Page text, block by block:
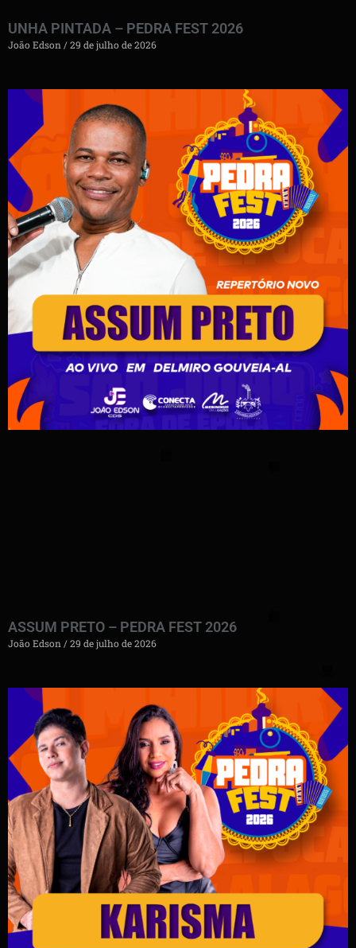
UNHA PINTADA – PEDRA FEST 2026
João Edson 29 de julho de 2026
ASSUM PRETO – PEDRA FEST 2026
João Edson 29 de julho de 2026